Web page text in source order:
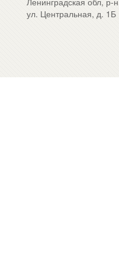
ул. Центральная, д. 1Б